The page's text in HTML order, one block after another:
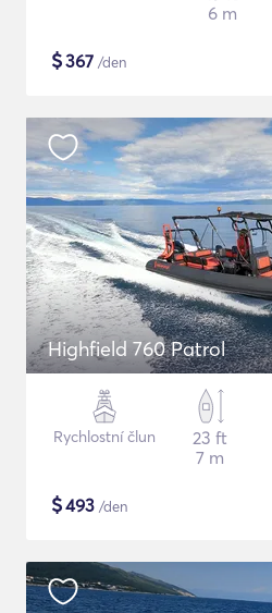
6 m
$367 /den
Highfield 760 Patrol
Rychlostní člun
23 ft
7 m
$493 /den